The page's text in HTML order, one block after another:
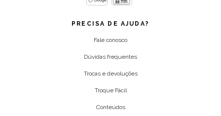
PRECISA DE AJUDA?
Fale conosco
Dúvidas frequentes
Trocas e devoluções
Troque Fácil
Conteúdos